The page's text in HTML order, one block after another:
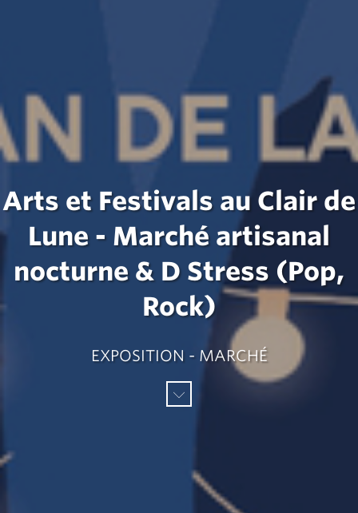
Arts et Festivals au Clair de
Lune - Marché artisanal
nocturne & D Stress (Pop,
Rock)
EXPOSITION - MARCHÉ